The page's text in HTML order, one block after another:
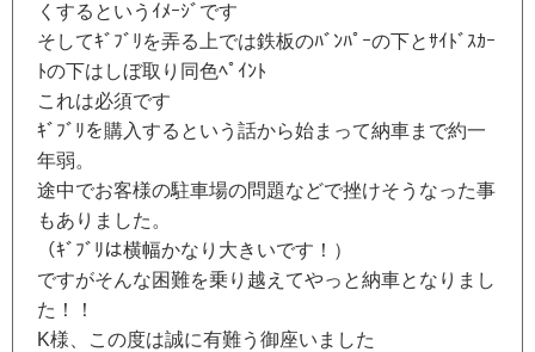
くするというｲﾒｰｼﾞです
そしてｷﾞﾌﾞﾘを弄る上では鉄板のﾊﾞﾝﾊﾟｰの下とｻｲﾄﾞｽｶｰ
ﾄの下はしぼ取り同色ﾍﾟｲﾝﾄ
これは必須です
ｷﾞﾌﾞﾘを購入するという話から始まって納車まで約一
年弱。
途中でお客様の駐車場の問題などで挫けそうなった事
もありました。
（ｷﾞﾌﾞﾘは横幅かなり大きいです！）
ですがそんな困難を乗り越えてやっと納車となりまし
た！！
K様、この度は誠に有難う御座いました